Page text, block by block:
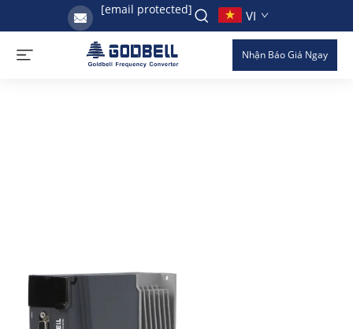
[email protected] VI
Nhận Báo Giá Ngay